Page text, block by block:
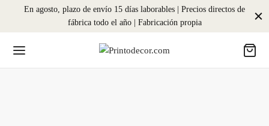
En agosto, plazo de envío 15 días laborables | Precios directos de
fábrica todo el año | Fabricación propia